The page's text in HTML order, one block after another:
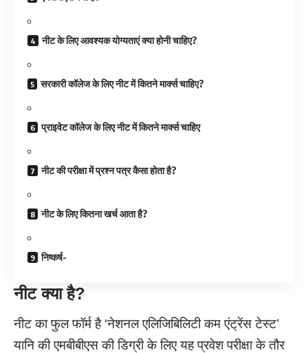
नीट के लिए आवश्यक योग्यताएं क्या होनी चाहिए?
सरकारी कॉलेज के लिए नीट में कितने मार्क्स चाहिए?
प्राइवेट कॉलेज के लिए नीट में कितने मार्क्स चाहिए
नीट की परीक्षा में प्रश्न पत्र कैसा होता है?
नीट के लिए कितना खर्च आता है?
निष्कर्ष-
नीट क्या है?
नीट का फुल फॉर्म है ‘नेशनल एलिजिबिलिटी कम एंट्रेंस टेस्ट’
यानि की एमबीबीएस की डिग्री के लिए यह प्रवेश परीक्षा के तौर